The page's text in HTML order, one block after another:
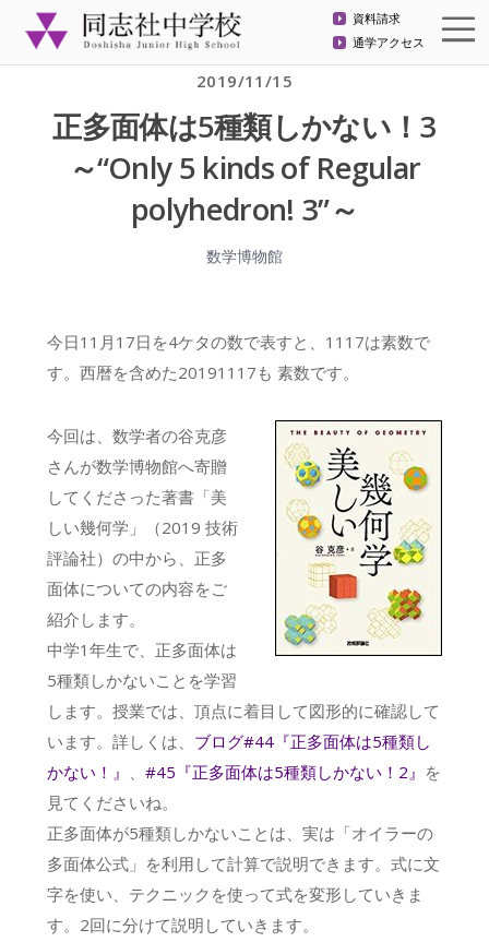
資料請求
通学アクセス
2019/11/15
正多面体は5種類しかない！3
～“Only 5 kinds of Regular
polyhedron! 3”～
数学博物館
今日11月17日を4ケタの数で表すと、1117は素数で
す。西暦を含めた20191117も 素数です。
今回は、数学者の谷克彦
さんが数学博物館へ寄贈
してくださった著書「美
しい幾何学」（2019 技術
評論社）の中から、正多
面体についての内容をご
紹介します。
中学1年生で、正多面体は
5種類しかないことを学習
します。授業では、頂点に着目して図形的に確認して
います。詳しくは、 ブログ#44『正多面体は5種類し
かない！』
#45『正多面体は5種類しかない！2』 を
見てくださいね。
正多面体が5種類しかないことは、実は「オイラーの
多面体公式」を利用して計算で説明できます。式に文
字を使い、テクニックを使って式を変形していきま
す。2回に分けて説明していきます。